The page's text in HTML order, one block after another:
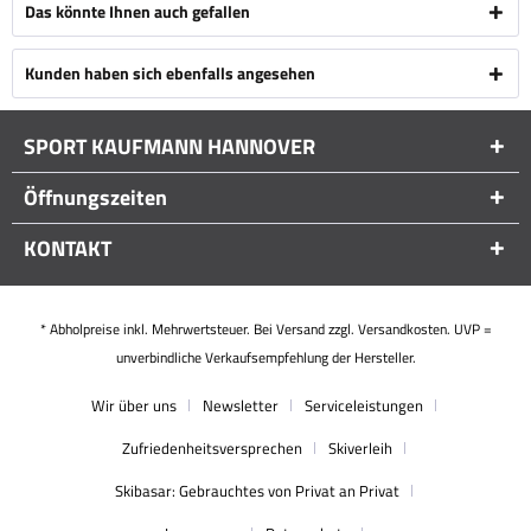
Das könnte Ihnen auch gefallen
Kunden haben sich ebenfalls angesehen
SPORT KAUFMANN HANNOVER
Öffnungszeiten
KONTAKT
* Abholpreise inkl. Mehrwertsteuer. Bei Versand zzgl. Versandkosten. UVP =
unverbindliche Verkaufsempfehlung der Hersteller.
Wir über uns Newsletter
Serviceleistungen
Zufriedenheitsversprechen
Skiverleih
Skibasar: Gebrauchtes von Privat an Privat